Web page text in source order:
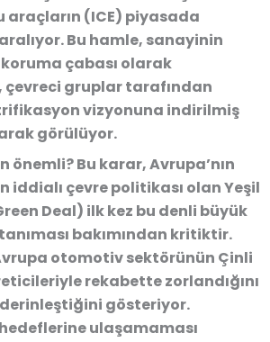
araçların (ICE) piyasada
Bu hamle, sanayinin
çabası olarak
gruplar tarafından
vizyonuna indirilmiş
görülüyor.
önemli?Bu karar, Avrupa’nın
iddialı çevre politikası olan Yeşil
Deal) ilk kez bu denli büyük
bakımından kritiktir.
otomotiv sektörünün Çinli
rekabette zorlandığını
gösteriyor.
ulaşamaması